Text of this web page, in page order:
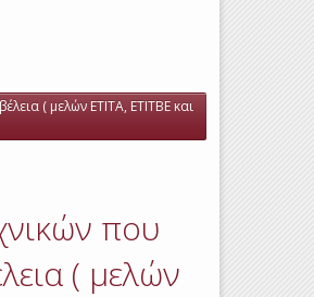
( μελών ΕΤΙΤΑ, ΕΤΙΤΒΕ και
που
( μελών